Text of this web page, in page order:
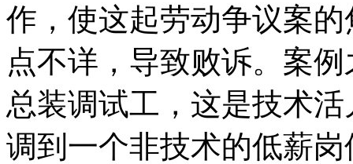
作，使这起劳动争议案
点不详，导致败诉。案
总装调试工，这是技术
调到一个非技术的低薪